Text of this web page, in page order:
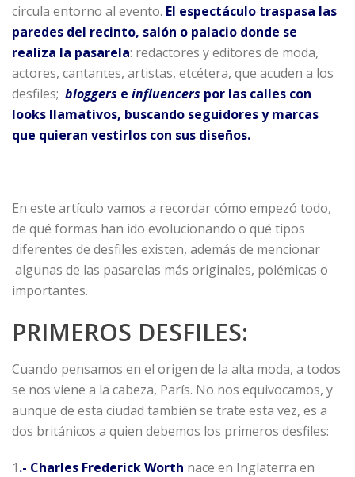
circula entorno al evento. El espectáculo traspasa las
paredes del recinto, salón o palacio donde se
realiza la pasarela: redactores y editores de moda,
actores, cantantes, artistas, etcétera, que acuden a los
desfiles; bloggers e influencers por las calles con
looks llamativos, buscando seguidores y marcas
que quieran vestirlos con sus diseños.
En este artículo vamos a recordar cómo empezó todo,
de qué formas han ido evolucionando o qué tipos
diferentes de desfiles existen, además de mencionar
algunas de las pasarelas más originales, polémicas o
importantes.
PRIMEROS DESFILES:
Cuando pensamos en el origen de la alta moda, a todos
se nos viene a la cabeza, París. No nos equivocamos, y
aunque de esta ciudad también se trate esta vez, es a
dos británicos a quien debemos los primeros desfiles:
1.- Charles Frederick Worth nace en Inglaterra en